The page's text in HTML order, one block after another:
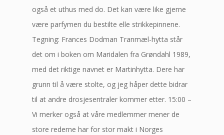
også et uthus med do. Det kan være like gjerne
være parfymen du bestilte elle strikkepinnene.
Tegning: Frances Dodman Tranmæl-hytta står
det om i boken om Maridalen fra Grøndahl 1989,
med det riktige navnet er Martinhytta. Dere har
grunn til å være stolte, og jeg håper dette bidrar
til at andre drosjesentraler kommer etter. 15:00 –
Vi merker også at våre medlemmer mener de
store rederne har for stor makt i Norges